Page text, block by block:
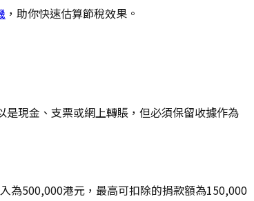
，助你快速估算節稅效果。
現金、支票或網上轉賬，但必須保留收據作為
為500,000港元，最高可扣除的捐款額為150,000